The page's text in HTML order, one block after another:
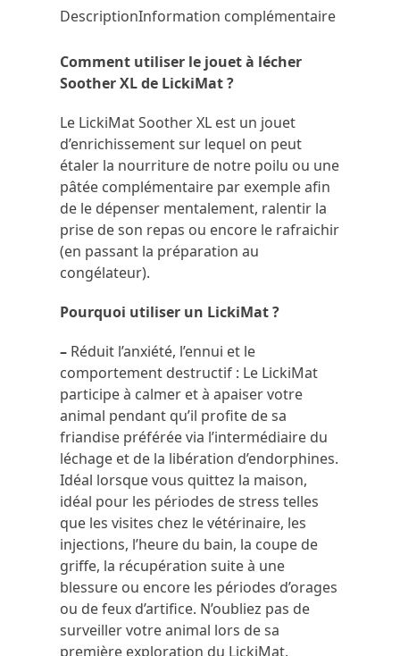
DescriptionInformation complémentaire
Comment utiliser le jouet à lécher
Soother XL de LickiMat ?
Le LickiMat Soother XL est un jouet
d’enrichissement sur lequel on peut
étaler la nourriture de notre poilu ou une
pâtée complémentaire par exemple afin
de le dépenser mentalement, ralentir la
prise de son repas ou encore le rafraichir
(en passant la préparation au
congélateur).
Pourquoi utiliser un LickiMat ?
– Réduit l’anxiété, l’ennui et le
comportement destructif : Le LickiMat
participe à calmer et à apaiser votre
animal pendant qu’il profite de sa
friandise préférée via l’intermédiaire du
léchage et de la libération d’endorphines.
Idéal lorsque vous quittez la maison,
idéal pour les périodes de stress telles
que les visites chez le vétérinaire, les
injections, l’heure du bain, la coupe de
griffe, la récupération suite à une
blessure ou encore les périodes d’orages
ou de feux d’artifice. N’oubliez pas de
surveiller votre animal lors de sa
première exploration du LickiMat.